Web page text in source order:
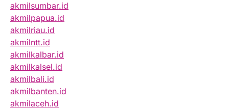
akmilsumbar.id
akmilpapua.id
akmilriau.id
akmilntt.id
akmilkalbar.id
akmilkalsel.id
akmilbali.id
akmilbanten.id
akmilaceh.id